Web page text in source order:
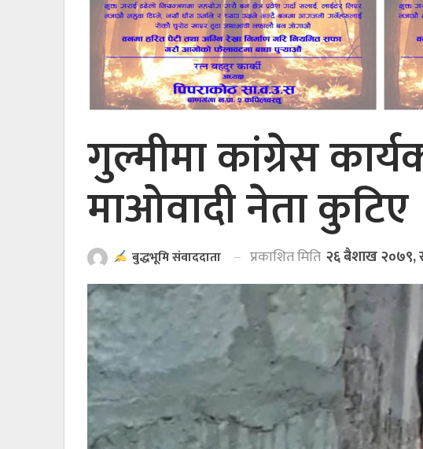
गुल्मीमा कांग्रेस
माओवादी नेता कुटिए
बुद्धभूमि संवाददाता प्रकाशित मिति २६ बैशाख २०७९,